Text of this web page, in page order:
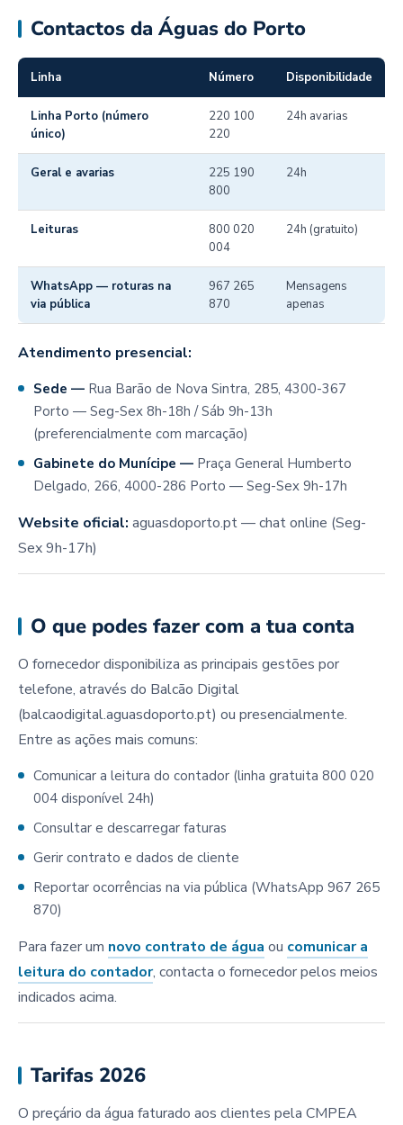
Contactos da Águas do Porto
Linha Número Disponibilidade
Linha Porto (número
único)
220 100
220
24h avarias
Geral e avarias
225 190
800
24h
Leituras
800 020
004
24h (gratuito)
WhatsApp — roturas na
via pública
967 265
870
Mensagens
apenas
Atendimento presencial:
Sede — Rua Barão de Nova Sintra, 285, 4300-367
Porto — Seg-Sex 8h-18h / Sáb 9h-13h
(preferencialmente com marcação)
Gabinete do Munícipe — Praça General Humberto
Delgado, 266, 4000-286 Porto — Seg-Sex 9h-17h
Website oficial: aguasdoporto.pt — chat online (Seg-
Sex 9h-17h)
O que podes fazer com a tua conta
O fornecedor disponibiliza as principais gestões por
telefone, através do Balcão Digital
(balcaodigital.aguasdoporto.pt) ou presencialmente.
Entre as ações mais comuns:
Comunicar a leitura do contador (linha gratuita 800 020
004 disponível 24h)
Consultar e descarregar faturas
Gerir contrato e dados de cliente
Reportar ocorrências na via pública (WhatsApp 967 265
870)
Para fazer um novo contrato de água ou comunicar a
leitura do contador, contacta o fornecedor pelos meios
indicados acima.
Tarifas 2026
O preçário da água faturado aos clientes pela CMPEA